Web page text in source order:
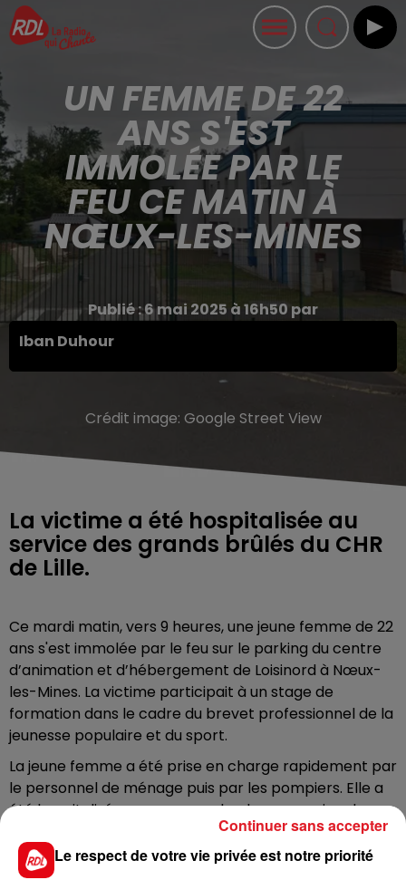
UN FEMME DE 22
ANS S'EST
IMMOLÉE PAR LE
FEU CE MATIN À
NŒUX-LES-MINES
Publié : 6 mai 2025 à 16h50 par
Iban Duhour
Crédit image: Google Street View
La victime a été hospitalisée au
service des grands brûlés du CHR
de Lille.
Ce mardi matin, vers 9 heures, une jeune femme de 22
ans s'est immolée par le feu sur le parking du centre
d’animation et d’hébergement de Loisinord à Nœux-
les-Mines. La victime participait à un stage de
formation dans le cadre du brevet professionnel de la
jeunesse populaire et du sport.
La jeune femme a été prise en charge rapidement par
le personnel de ménage puis par les pompiers. Elle a
été hospitalisée en urgence absolue au service des
Une enquête a été ouverte pour tenter de déterminer
Le respect de votre vie privée est notre priorité
Continuer sans accepter